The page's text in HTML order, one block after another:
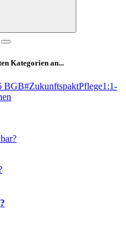
Kategorien an...
BGB#ZukunftspaktPflege1:1-